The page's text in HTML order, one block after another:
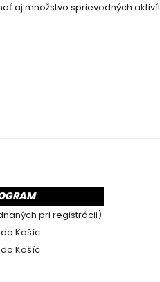
aj množstvo sprievodných
pri registrácii)
Košíc
Košíc